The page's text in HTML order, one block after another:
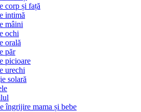
corp și față
intimă
mâini
ochi
orală
păr
picioare
urechi
solară
îngrijire mama și bebe